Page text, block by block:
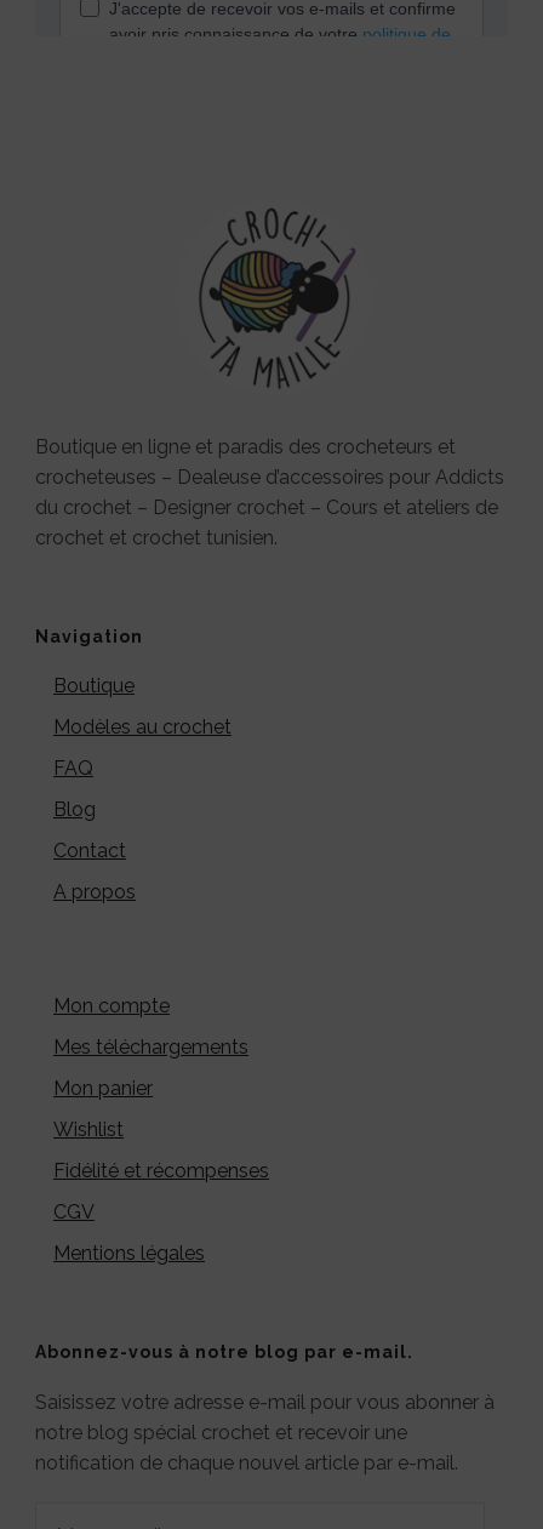
Boutique en ligne et paradis des crocheteurs et
crocheteuses – Dealeuse d’accessoires pour Addicts
du crochet – Designer crochet – Cours et ateliers de
crochet et crochet tunisien.
Navigation
Boutique
Modèles au crochet
FAQ
Blog
Contact
A propos
Mon compte
Mes téléchargements
Mon panier
Wishlist
Fidélité et récompenses
CGV
Mentions légales
Abonnez-vous à notre blog par e-mail.
Saisissez votre adresse e-mail pour vous abonner à
notre blog spécial crochet et recevoir une
notification de chaque nouvel article par e-mail.